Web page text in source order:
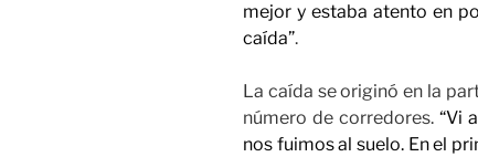
mejor y estaba atento en
caída”.
La caída se originó en la
número de corredores.“Vi
nos fuimos al suelo. En el